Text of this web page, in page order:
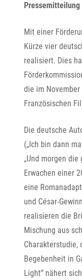
Mit einer
Kürze vier
realisiert. Dies
die im November
Französischen
Die deutsche
(„Ich bin dann
„Und morgen
Erwachen einer
eine
und César-
realisieren die
Mischung aus
Charakterstudie,
Begebenheit in
Light” nähert